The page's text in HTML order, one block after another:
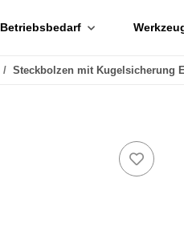
Betriebsbedarf
Steckbolzen mit Kugelsicherung